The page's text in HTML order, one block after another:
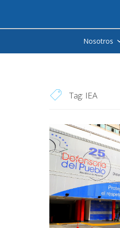
Nosotros
Tag: IEA